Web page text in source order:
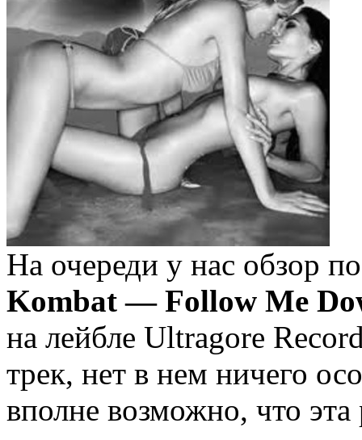
На очереди у нас обзор
Kombat — Follow Me
на лейбле Ultragore
трек, нет в нем ничего
вполне возможно, что